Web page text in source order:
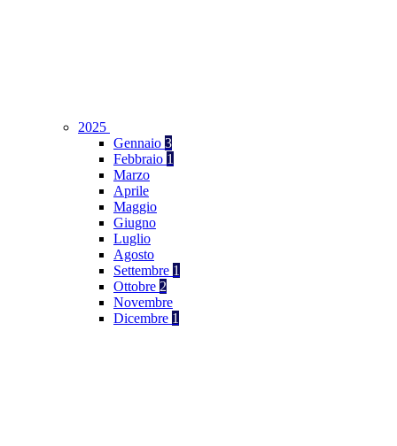
2025
Gennaio 3
Febbraio 1
Marzo
Aprile
Maggio
Giugno
Luglio
Agosto
Settembre 1
Ottobre 2
Novembre
Dicembre 1